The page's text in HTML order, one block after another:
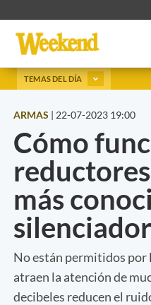
TEMAS DEL DÍA
ARMAS | 22-07-2023 19:00
Cómo
más
No están permitidos por
atraen la atención de
decibeles reducen el